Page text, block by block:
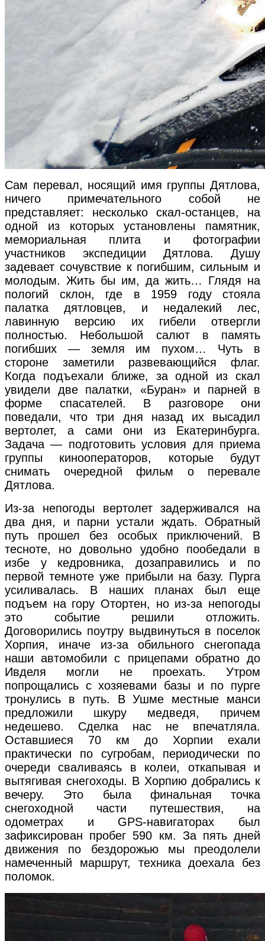
Сам перевал, носящий имя группы Дятлова,
ничего примечательного собой не
представляет: несколько скал-останцев, на
одной из которых установлены памятник,
мемориальная плита и фотографии
участников экспедиции Дятлова. Душу
задевает сочувствие к погибшим, сильным и
молодым. Жить бы им, да жить… Глядя на
пологий склон, где в 1959 году стояла
палатка дятловцев, и недалекий лес,
лавинную версию их гибели отвергли
полностью. Небольшой салют в память
погибших — земля им пухом… Чуть в
стороне заметили развевающийся флаг.
Когда подъехали ближе, за одной из скал
увидели две палатки, «Буран» и парней в
форме спасателей. В разговоре они
поведали, что три дня назад их высадил
вертолет, а сами они из Екатеринбурга.
Задача — подготовить условия для приема
группы кинооператоров, которые будут
снимать очередной фильм о перевале
Дятлова.
Из-за непогоды вертолет задерживался на
два дня, и парни устали ждать. Обратный
путь прошел без особых приключений. В
тесноте, но довольно удобно пообедали в
избе у кедровника, дозаправились и по
первой темноте уже прибыли на базу. Пурга
усиливалась. В наших планах был еще
подъем на гору Отортен, но из-за непогоды
это событие решили отложить.
Договорились поутру выдвинуться в поселок
Хорпия, иначе из-за обильного снегопада
наши автомобили с прицепами обратно до
Ивделя могли не проехать. Утром
попрощались с хозяевами базы и по пурге
тронулись в путь. В Ушме местные манси
предложили шкуру медведя, причем
недешево. Сделка нас не впечатляла.
Оставшиеся 70 км до Хорпии ехали
практически по сугробам, периодически по
очереди сваливаясь в колеи, откапывая и
вытягивая снегоходы. В Хорпию добрались к
вечеру. Это была финальная точка
снегоходной части путешествия, на
одометрах и GPS-навигаторах был
зафиксирован пробег 590 км. За пять дней
движения по бездорожью мы преодолели
намеченный маршрут, техника доехала без
поломок.